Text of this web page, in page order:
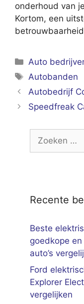
onderhoud van
Kortom, een
Categorieën
Auto
Tags
Autobanden
Autobedrijf
Speedfreak
naar:
Recente
Beste
goedkope
auto’s
Ford
Explorer
vergelijken